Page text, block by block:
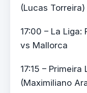
(Lucas
17:00 – La
vs Mallorca
17:15 –
(Maximiliano